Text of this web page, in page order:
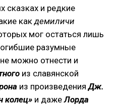
сказках и редкие
какдемиличи
мог остаться лишь
разумные
можно отнести и
из славянской
из произведенияДж.
колец» и дажеЛорда